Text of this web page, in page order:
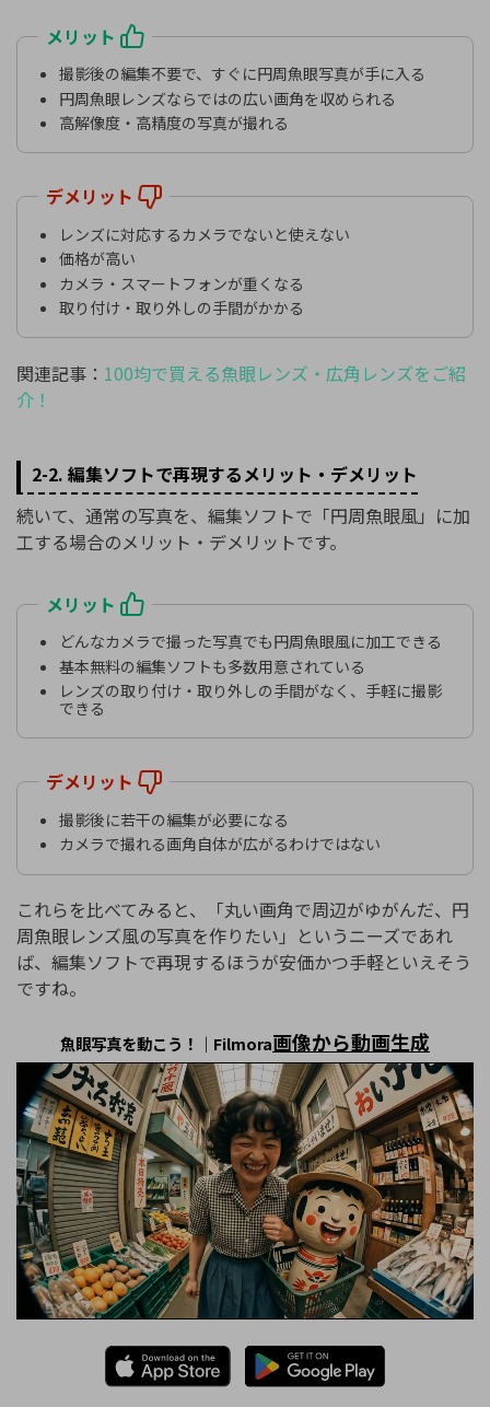
メリット
撮影後の編集不要で、すぐに円周魚眼写真が手に入る
円周魚眼レンズならではの広い画角を収められる
高解像度・高精度の写真が撮れる
デメリット
レンズに対応するカメラでないと使えない
価格が高い
カメラ・スマートフォンが重くなる
取り付け・取り外しの手間がかかる
関連記事： 100均で買える魚眼レンズ・広角レンズをご紹
介！
2-2. 編集ソフトで再現するメリット・デメリット
続いて、通常の写真を、編集ソフトで「円周魚眼風」に加
工する場合のメリット・デメリットです。
メリット
どんなカメラで撮った写真でも円周魚眼風に加工できる
基本無料の編集ソフトも多数用意されている
レンズの取り付け・取り外しの手間がなく、手軽に撮影
できる
デメリット
撮影後に若干の編集が必要になる
カメラで撮れる画角自体が広がるわけではない
これらを比べてみると、「丸い画角で周辺がゆがんだ、円
周魚眼レンズ風の写真を作りたい」というニーズであれ
ば、編集ソフトで再現するほうが安価かつ手軽といえそう
ですね。
魚眼写真を動こう！｜Filmora画像から動画生成